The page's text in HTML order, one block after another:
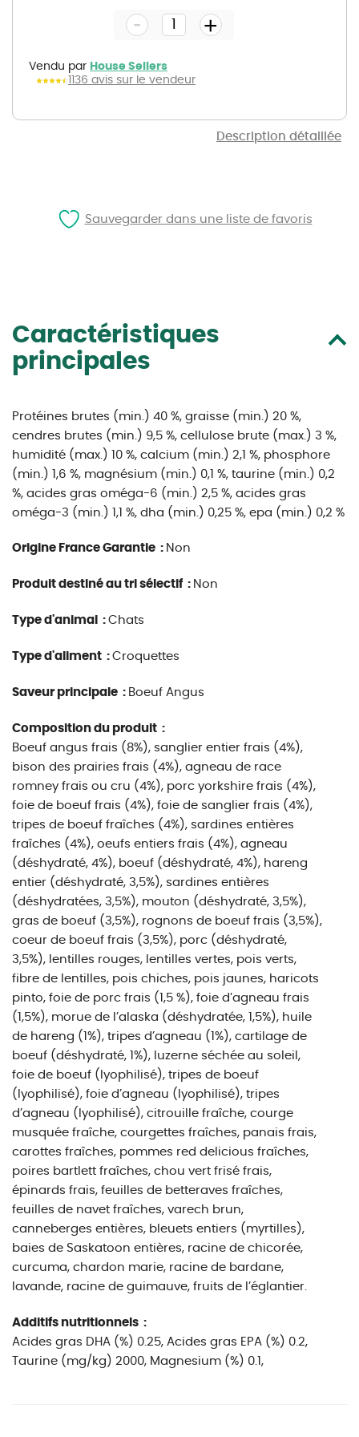
Description détaillée
gallery
Vendu par House Sellers
1136 avis sur le vendeur
- +
Caractéristiques
principales
Protéines brutes (min.) 40 %, graisse (min.) 20 %,
cendres brutes (min.) 9,5 %, cellulose brute (max.) 3 %,
humidité (max.) 10 %, calcium (min.) 2,1 %, phosphore
(min.) 1,6 %, magnésium (min.) 0,1 %, taurine (min.) 0,2
%, acides gras oméga-6 (min.) 2,5 %, acides gras
oméga-3 (min.) 1,1 %, dha (min.) 0,25 %, epa (min.) 0,2 %
Origine France Garantie : Non
Produit destiné au tri sélectif : Non
Type d'animal : Chats
Type d'aliment : Croquettes
Saveur principale : Boeuf Angus
Composition du produit :
Boeuf angus frais (8%), sanglier entier frais (4%),
bison des prairies frais (4%), agneau de race
romney frais ou cru (4%), porc yorkshire frais (4%),
foie de boeuf frais (4%), foie de sanglier frais (4%),
tripes de boeuf fraîches (4%), sardines entières
fraîches (4%), oeufs entiers frais (4%), agneau
(déshydraté, 4%), boeuf (déshydraté, 4%), hareng
entier (déshydraté, 3,5%), sardines entières
(déshydratées, 3,5%), mouton (déshydraté, 3,5%),
gras de boeuf (3,5%), rognons de boeuf frais (3,5%),
coeur de boeuf frais (3,5%), porc (déshydraté,
3,5%), lentilles rouges, lentilles vertes, pois verts,
fibre de lentilles, pois chiches, pois jaunes, haricots
pinto, foie de porc frais (1,5 %), foie d’agneau frais
(1,5%), morue de l’alaska (déshydratée, 1,5%), huile
de hareng (1%), tripes d’agneau (1%), cartilage de
boeuf (déshydraté, 1%), luzerne séchée au soleil,
foie de boeuf (lyophilisé), tripes de boeuf
(lyophilisé), foie d’agneau (lyophilisé), tripes
d’agneau (lyophilisé), citrouille fraîche, courge
musquée fraîche, courgettes fraîches, panais frais,
carottes fraîches, pommes red delicious fraîches,
poires bartlett fraîches, chou vert frisé frais,
épinards frais, feuilles de betteraves fraîches,
feuilles de navet fraîches, varech brun,
canneberges entières, bleuets entiers (myrtilles),
baies de Saskatoon entières, racine de chicorée,
curcuma, chardon marie, racine de bardane,
lavande, racine de guimauve, fruits de l’églantier.
Additifs nutritionnels :
Acides gras DHA (%) 0.25, Acides gras EPA (%) 0.2,
Taurine (mg/kg) 2000, Magnesium (%) 0.1,
Sauvegarder dans une liste de favoris